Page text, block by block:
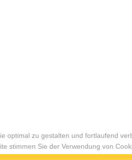
optimal zu gestalten und fortlaufend
stimmen Sie der Verwendung von